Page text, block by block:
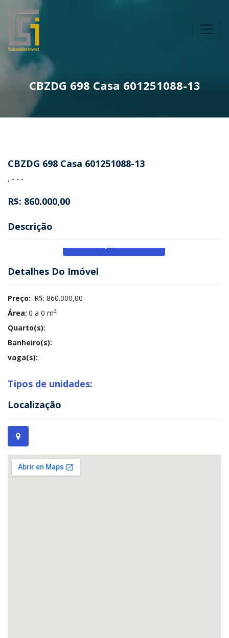
CBZDG 698 Casa 601251088-13
CBZDG 698 Casa 601251088-13
, - - -
R$: 860.000,00
Descrição
Detalhes Do Imóvel
Preço: R$: 860.000,00
Área: 0 a 0 m²
Quarto(s):
Banheiro(s):
vaga(s):
Tipos de unidades:
Localização